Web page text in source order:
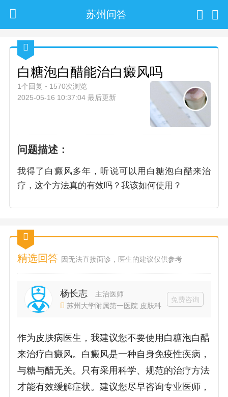
苏州问答
白糖泡白醋能治白癜风吗
1个回复
1570次浏览
2025-05-16 10:37:04 最后更新
问题描述：
我得了白癜风多年，听说可以用白糖泡白醋来治
疗，这个方法真的有效吗？我该如何使用？
精选回答 因无法直接面诊，医生的建议仅供参考
杨长志
主治医师
苏州大学附属第一医院 皮肤科
免费咨询
作为皮肤病医生，我建议您不要使用白糖泡白醋
来治疗白癜风。白癜风是一种自身免疫性疾病，
与糖与醋无关。只有采用科学、规范的治疗方法
才能有效缓解症状。建议您尽早咨询专业医师，